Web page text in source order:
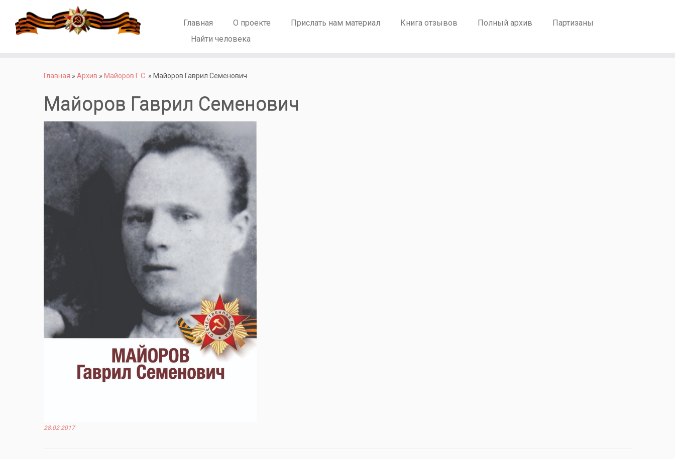
Главная О проекте Прислать нам материал Книга отзывов Полный архив
Партизаны
Найти человека
Главная » Архив » Майоров Г.С. » Майоров Гаврил Семенович
Майоров Гаврил Семенович
28.02.2017